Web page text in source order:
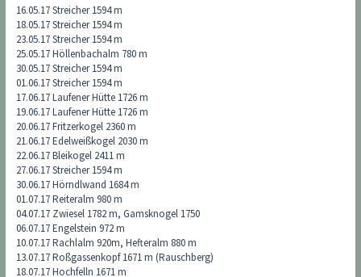
16.05.17 Streicher 1594 m
18.05.17 Streicher 1594 m
23.05.17 Streicher 1594 m
25.05.17 Höllenbachalm 780 m
30.05.17 Streicher 1594 m
01.06.17 Streicher 1594 m
17.06.17 Laufener Hütte 1726 m
19.06.17 Laufener Hütte 1726 m
20.06.17 Fritzerkogel 2360 m
21.06.17 Edelweißkogel 2030 m
22.06.17 Bleikogel 2411 m
27.06.17 Streicher 1594 m
30.06.17 Hörndlwand 1684 m
01.07.17 Reiteralm 980 m
04.07.17 Zwiesel 1782 m, Gamsknogel 1750
06.07.17 Engelstein 972 m
10.07.17 Rachlalm 920m, Hefteralm 880 m
13.07.17 Roßgassenkopf 1671 m (Rauschberg)
18.07.17 Hochfelln 1671 m